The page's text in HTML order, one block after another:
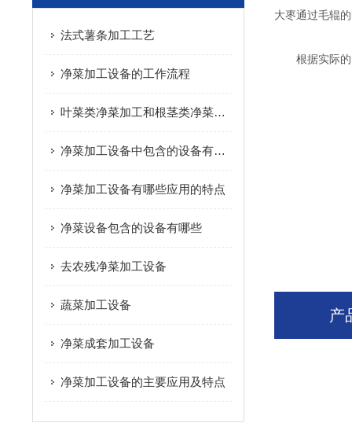
法式薯条加工工艺
净菜加工设备的工作流程
叶菜类净菜加工和根茎类净菜加工这个两种模式的区别是什么？
净菜加工设备中包含的设备有哪些
净菜加工设备有哪些应用的特点
净菜设备包含的设备有哪些
去农残净菜加工设备
蔬菜加工设备
净菜成套加工设备
净菜加工设备的主要应用及特点
大枣通过毛辊
根据实际的
产